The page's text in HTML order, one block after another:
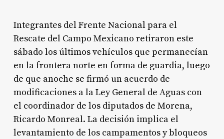
Integrantes del Frente Nacional para el
Rescate del Campo Mexicano retiraron este
sábado los últimos vehículos que permanecían
en la frontera norte en forma de guardia, luego
de que anoche se firmó un acuerdo de
modificaciones a la Ley General de Aguas con
el coordinador de los diputados de Morena,
Ricardo Monreal. La decisión implica el
levantamiento de los campamentos y bloqueos